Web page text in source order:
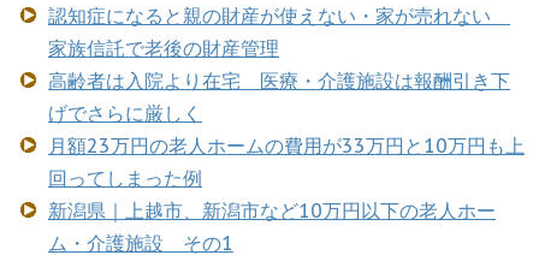
認知症になると親の財産が使えない・家が売れない
家族信託で老後の財産管理
高齢者は入院より在宅 医療・介護施設は報酬引き下
げでさらに厳しく
月額23万円の老人ホームの費用が33万円と10万円も上
回ってしまった例
新潟県｜上越市、新潟市など10万円以下の老人ホー
ム・介護施設 その1